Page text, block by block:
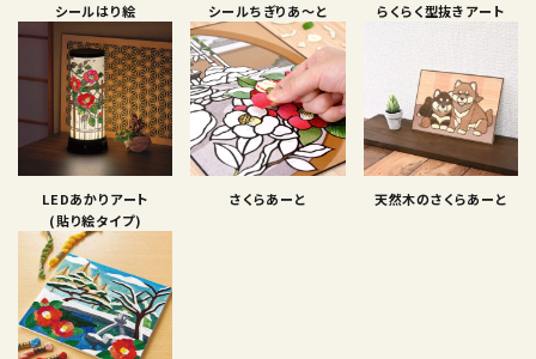
シールはり絵 シールちぎりあ〜と らくらく型抜きアート
LEDあかりアート
(貼り絵タイプ)
さくらあーと 天然木のさくらあーと